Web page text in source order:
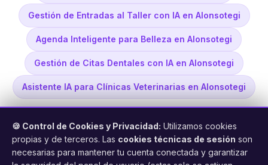
Gestión de Entradas al Taller con IA en Alonsotegi
Agenda Inteligente para Belleza en Alonsotegi
Gestión de Citas Dentales con IA en Alonsotegi
Asistente IA para Clínicas Veterinarias en Alonsotegi
🍪 Control de Cookies y Privacidad: Utilizamos cookies
propias y de terceros. Las cookies técnicas de sesión son
necesarias para mantener tu cuenta conectada y garantizar